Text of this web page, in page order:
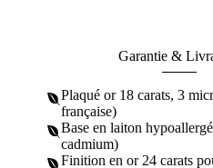
Garantie &
Plaqué or 18 carats, 3
française)
Base en laiton
cadmium)
Finition en or 24 carats